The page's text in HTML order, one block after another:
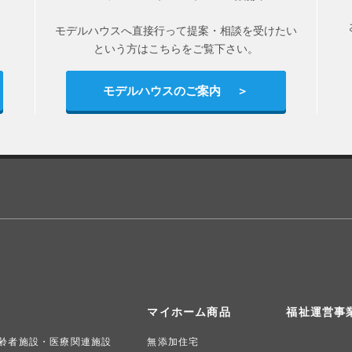
モデルハウスへ直接行って提案・相談を受けたい
という方はこちらをご覧下さい。
モデルハウスのご案内
者施設・医療関連施設
マイホーム商品
無添加住宅
福祉運営事